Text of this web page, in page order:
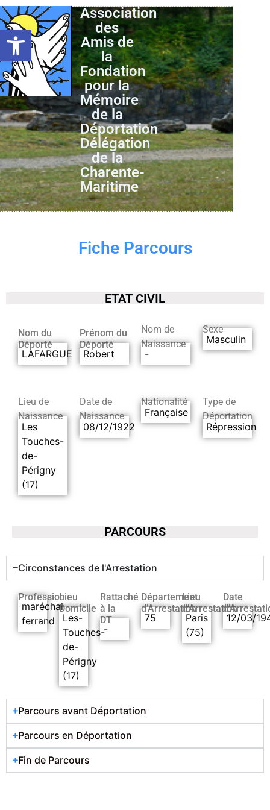
Ouvrir la barre d’outils
Association
des
Amis de
la
Fondation
pour la
Mémoire
de la
Déportation
Délégation
de la
Charente-
Maritime
Fiche Parcours
ETAT CIVIL
Nom du
Déporté
LAFARGUE
Prénom du
Déporté
Robert
Nom de
Naissance
-
Sexe
Masculin
Lieu de
Naissance
Les
Touches-
de-
Périgny
(17)
Date de
Naissance
08/12/1922
Nationalité
Française
Type de
Déportation
Répression
PARCOURS
Circonstances de l'Arrestation
Profession
maréchal
ferrand
Lieu
Domicile
Les-
Touches-
de-
Périgny
(17)
Rattaché
à la
DT
-
Département
d’Arrestation
75
Lieu
d’Arrestation
Paris
(75)
Date
12/03/
Parcours avant Déportation
Parcours en Déportation
Fin de Parcours